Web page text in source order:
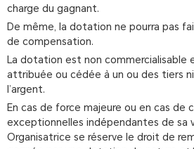
charge du gagnant.
De même, la dotation ne pourra pas
de compensation.
La dotation est non commercialisable
attribuée ou cédée à un ou des tiers
l’argent.
En cas de force majeure ou en cas de
exceptionnelles indépendantes de sa
Organisatrice se réserve le droit de